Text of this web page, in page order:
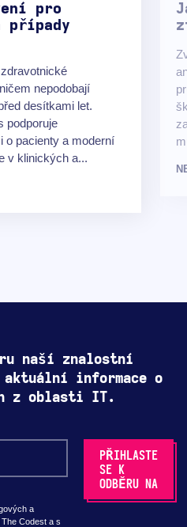
pro
nepodobají
desítkami let.
podporuje
o pacienty a moderní
v klinických a...
naší znalostní
informace o
z oblasti IT.
a
Codest a s